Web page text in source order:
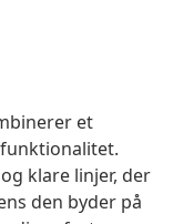
et
klare linjer, der
den byder på